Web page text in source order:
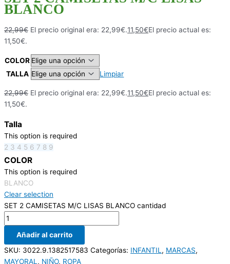
BLANCO
22,99€ El precio original era: 22,99€.11,50€El precio actual es:
11,50€.
COLOR
TALLA
Limpiar
22,99€ El precio original era: 22,99€.11,50€El precio actual es:
11,50€.
Talla
This option is required
2 3 4 5 6 7 8 9
COLOR
This option is required
BLANCO
Clear selection
SET 2 CAMISETAS M/C LISAS BLANCO cantidad
Añadir al carrito
SKU: 3022.9.1382517583 Categorías: INFANTIL , MARCAS,
MAYORAL , NIÑO, ROPA